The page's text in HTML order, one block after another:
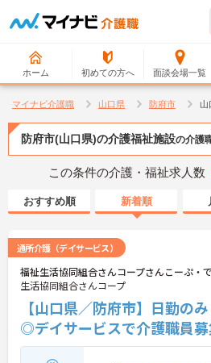
ホーム 初めての方へ 面談会場一覧
マイナビ介護職 山口県 防府市 山
防府市(山口県)の介護福祉施設の介護
この条件の介護・福祉求人数
おすすめ順 新着順
通所介護（デイサービス）
福祉生活協同組合さんコープさんこーぷ・
生活協同組合さんコープ
【山口県／防府市】日勤の
◎デイサービスで介護職員